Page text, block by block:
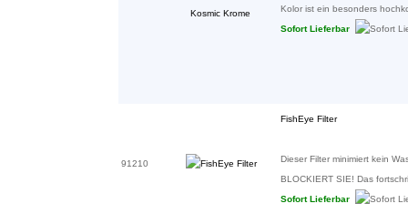
Kolor ist ein besonders
Sofort Lieferbar
91210
FishEye Filter
Dieser Filter minimiert kein
BLOCKIERT SIE! Das
Sofort Lieferbar